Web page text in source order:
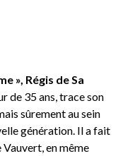
», Régis de Sa
de 35 ans, trace son
sûrement au sein
génération. Il a fait
en même